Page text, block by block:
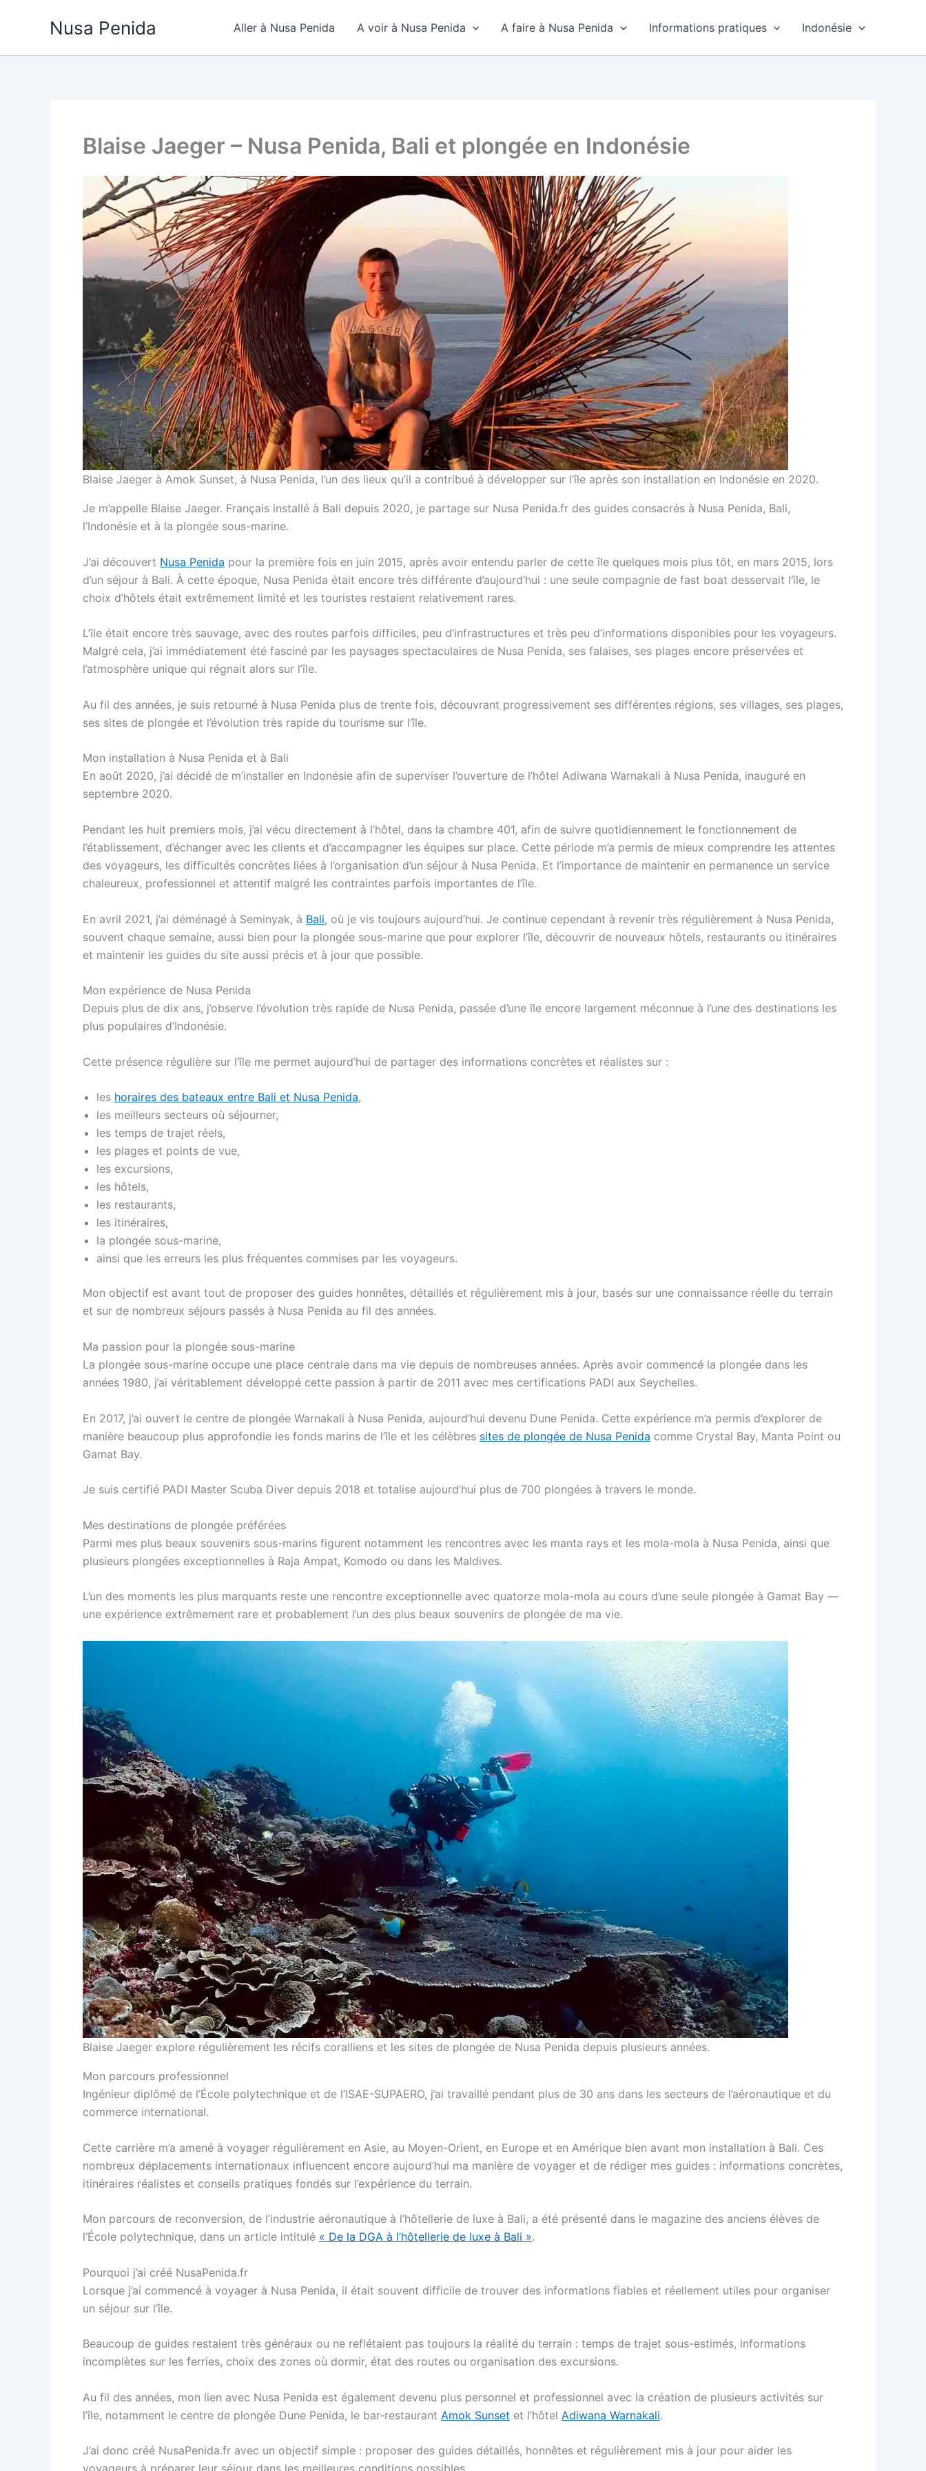
Nusa Penida Aller à Nusa Penida A voir à Nusa Penida A faire à Nusa Penida Informations pratiques Indonésie
Blaise Jaeger – Nusa Penida, Bali et plongée en Indonésie
Blaise Jaeger à Amok Sunset, à Nusa Penida, l’un des lieux qu’il a contribué à développer sur l’île après son installation en Indonésie en 2020.
Je m’appelle Blaise Jaeger. Français installé à Bali depuis 2020, je partage sur Nusa Penida.fr des guides consacrés à Nusa Penida, Bali,
l’Indonésie et à la plongée sous-marine.
J’ai découvert Nusa Penida pour la première fois en juin 2015, après avoir entendu parler de cette île quelques mois plus tôt, en mars 2015, lors
d’un séjour à Bali. À cette époque, Nusa Penida était encore très différente d’aujourd’hui : une seule compagnie de fast boat desservait l’île, le
choix d’hôtels était extrêmement limité et les touristes restaient relativement rares.
L’île était encore très sauvage, avec des routes parfois difficiles, peu d’infrastructures et très peu d’informations disponibles pour les voyageurs.
Malgré cela, j’ai immédiatement été fasciné par les paysages spectaculaires de Nusa Penida, ses falaises, ses plages encore préservées et
l’atmosphère unique qui régnait alors sur l’île.
Au fil des années, je suis retourné à Nusa Penida plus de trente fois, découvrant progressivement ses différentes régions, ses villages, ses plages,
ses sites de plongée et l’évolution très rapide du tourisme sur l’île.
Mon installation à Nusa Penida et à Bali
En août 2020, j’ai décidé de m’installer en Indonésie afin de superviser l’ouverture de l’hôtel Adiwana Warnakali à Nusa Penida, inauguré en
septembre 2020.
Pendant les huit premiers mois, j’ai vécu directement à l’hôtel, dans la chambre 401, afin de suivre quotidiennement le fonctionnement de
l’établissement, d’échanger avec les clients et d’accompagner les équipes sur place. Cette période m’a permis de mieux comprendre les attentes
des voyageurs, les difficultés concrètes liées à l’organisation d’un séjour à Nusa Penida. Et l’importance de maintenir en permanence un service
chaleureux, professionnel et attentif malgré les contraintes parfois importantes de l’île.
En avril 2021, j’ai déménagé à Seminyak, à Bali, où je vis toujours aujourd’hui. Je continue cependant à revenir très régulièrement à Nusa Penida,
souvent chaque semaine, aussi bien pour la plongée sous-marine que pour explorer l’île, découvrir de nouveaux hôtels, restaurants ou itinéraires
et maintenir les guides du site aussi précis et à jour que possible.
Mon expérience de Nusa Penida
Depuis plus de dix ans, j’observe l’évolution très rapide de Nusa Penida, passée d’une île encore largement méconnue à l’une des destinations les
plus populaires d’Indonésie.
Cette présence régulière sur l’île me permet aujourd’hui de partager des informations concrètes et réalistes sur :
les horaires des bateaux entre Bali et Nusa Penida,
les meilleurs secteurs où séjourner,
les temps de trajet réels,
les plages et points de vue,
les excursions,
les hôtels,
les restaurants,
les itinéraires,
la plongée sous-marine,
ainsi que les erreurs les plus fréquentes commises par les voyageurs.
Mon objectif est avant tout de proposer des guides honnêtes, détaillés et régulièrement mis à jour, basés sur une connaissance réelle du terrain
et sur de nombreux séjours passés à Nusa Penida au fil des années.
Ma passion pour la plongée sous-marine
La plongée sous-marine occupe une place centrale dans ma vie depuis de nombreuses années. Après avoir commencé la plongée dans les
années 1980, j’ai véritablement développé cette passion à partir de 2011 avec mes certifications PADI aux Seychelles.
En 2017, j’ai ouvert le centre de plongée Warnakali à Nusa Penida, aujourd’hui devenu Dune Penida. Cette expérience m’a permis d’explorer de
manière beaucoup plus approfondie les fonds marins de l’île et les célèbres sites de plongée de Nusa Penida comme Crystal Bay, Manta Point ou
Gamat Bay.
Je suis certifié PADI Master Scuba Diver depuis 2018 et totalise aujourd’hui plus de 700 plongées à travers le monde.
Mes destinations de plongée préférées
Parmi mes plus beaux souvenirs sous-marins figurent notamment les rencontres avec les manta rays et les mola-mola à Nusa Penida, ainsi que
plusieurs plongées exceptionnelles à Raja Ampat, Komodo ou dans les Maldives.
L’un des moments les plus marquants reste une rencontre exceptionnelle avec quatorze mola-mola au cours d’une seule plongée à Gamat Bay —
une expérience extrêmement rare et probablement l’un des plus beaux souvenirs de plongée de ma vie.
Blaise Jaeger explore régulièrement les récifs coralliens et les sites de plongée de Nusa Penida depuis plusieurs années.
Mon parcours professionnel
Ingénieur diplômé de l’École polytechnique et de l’ISAE-SUPAERO, j’ai travaillé pendant plus de 30 ans dans les secteurs de l’aéronautique et du
commerce international.
Cette carrière m’a amené à voyager régulièrement en Asie, au Moyen-Orient, en Europe et en Amérique bien avant mon installation à Bali. Ces
nombreux déplacements internationaux influencent encore aujourd’hui ma manière de voyager et de rédiger mes guides : informations concrètes,
itinéraires réalistes et conseils pratiques fondés sur l’expérience du terrain.
Mon parcours de reconversion, de l’industrie aéronautique à l’hôtellerie de luxe à Bali, a été présenté dans le magazine des anciens élèves de
l’École polytechnique, dans un article intitulé « De la DGA à l’hôtellerie de luxe à Bali ».
Pourquoi j’ai créé NusaPenida.fr
Lorsque j’ai commencé à voyager à Nusa Penida, il était souvent difficile de trouver des informations fiables et réellement utiles pour organiser
un séjour sur l’île.
Beaucoup de guides restaient très généraux ou ne reflétaient pas toujours la réalité du terrain : temps de trajet sous-estimés, informations
incomplètes sur les ferries, choix des zones où dormir, état des routes ou organisation des excursions.
Au fil des années, mon lien avec Nusa Penida est également devenu plus personnel et professionnel avec la création de plusieurs activités sur
l’île, notamment le centre de plongée Dune Penida, le bar-restaurant Amok Sunset et l’hôtel Adiwana Warnakali.
J’ai donc créé NusaPenida.fr avec un objectif simple : proposer des guides détaillés, honnêtes et régulièrement mis à jour pour aider les